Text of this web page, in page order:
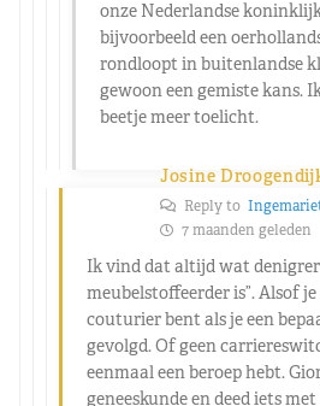
onze Nederlandse
bijvoorbeeld een
rondloopt in buitenlandse
gewoon een gemiste kans.
beetje meer toelicht.
Josine
Reply to
7 maanden geleden
Ik vind dat altijd wat
meubelstoffeerder is”. Alsof je
couturier bent als je een
gevolgd. Of geen
eenmaal een beroep hebt.
geneeskunde en deed iets